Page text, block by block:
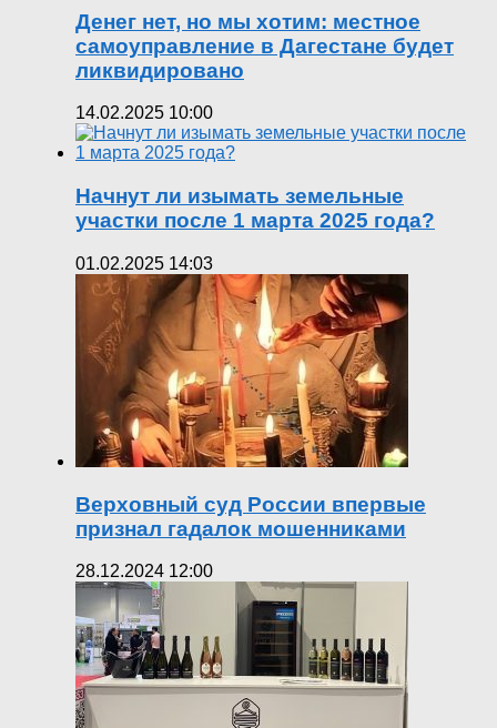
Денег нет, но мы хотим: местное
самоуправление в Дагестане будет
ликвидировано
14.02.2025 10:00
Начнут ли изымать земельные
участки после 1 марта 2025 года?
01.02.2025 14:03
Верховный суд России впервые
признал гадалок мошенниками
28.12.2024 12:00